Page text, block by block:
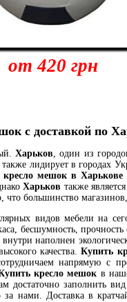
с доставкой по
Харьков, один из
также лидирует в городах
кресло мешок в Харькове
Харьков также
что большинство
видов мебели на
бесшумность,
наполнен
качества.Купить
напрямую с
кресло мешок в
достаточно заполнить
за нами. Доставка в
от 420 грн